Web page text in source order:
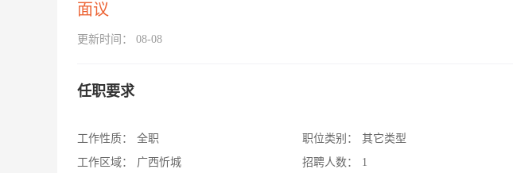
面议
更新时间： 08-08
任职要求
工作性质：
全职
工作区域：
广西忻城
职位类别：
其它类型
招聘人数：
1